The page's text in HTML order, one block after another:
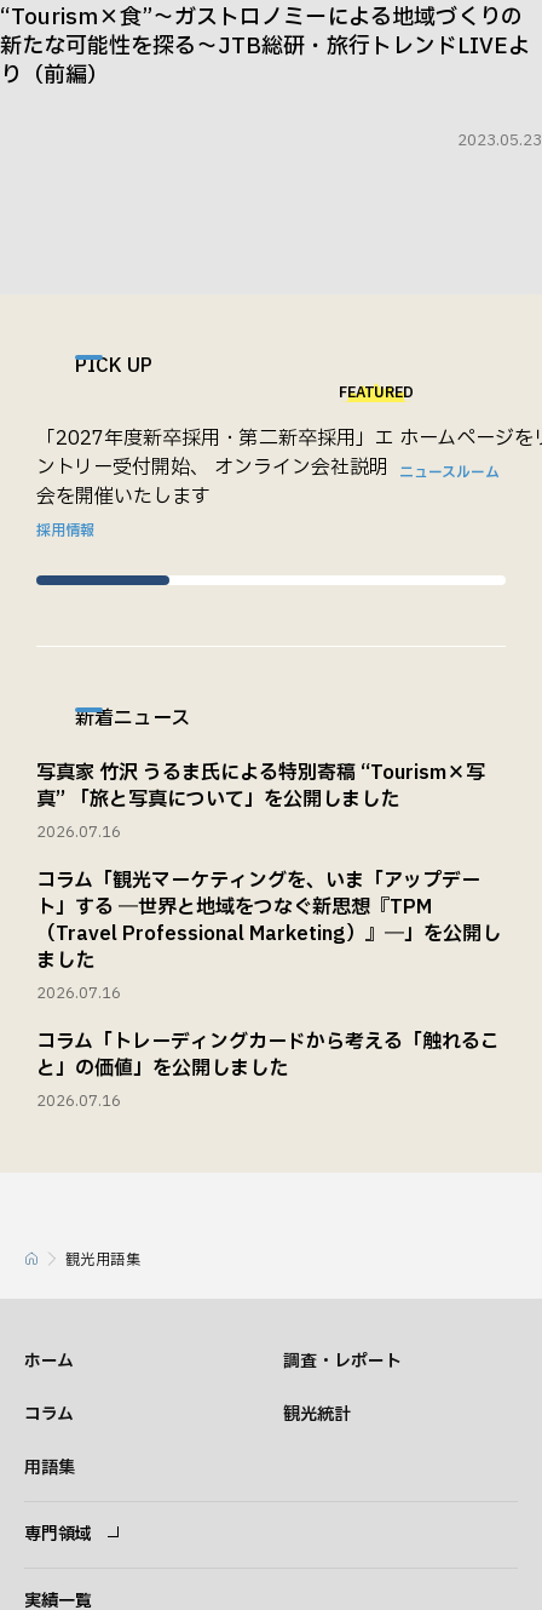
“Tourism×食”～ガストロノミーによる地域づくりの
新たな可能性を探る～JTB総研・旅行トレンドLIVEよ
り（前編）
2023.05.23
PICK UP
FEATURED
「2027年度新卒採用・第二新卒採用」エ
ントリー受付開始、 オンライン会社説明
会を開催いたします
採用情報
ホームページ
ニュースルーム
新着ニュース
写真家 竹沢 うるま氏による特別寄稿 “Tourism×写
真” 「旅と写真について」を公開しました
2026.07.16
コラム「観光マーケティングを、いま「アップデー
ト」する ―世界と地域をつなぐ新思想『TPM
（Travel Professional Marketing）』―」を公開し
ました
2026.07.16
コラム「トレーディングカードから考える「触れるこ
と」の価値」を公開しました
2026.07.16
観光用語集
ホーム 調査・レポート
コラム 観光統計
用語集
専門領域
実績一覧